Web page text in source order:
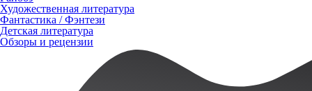
Художественная литература
Фантастика / Фэнтези
Детская литература
Обзоры и рецензии